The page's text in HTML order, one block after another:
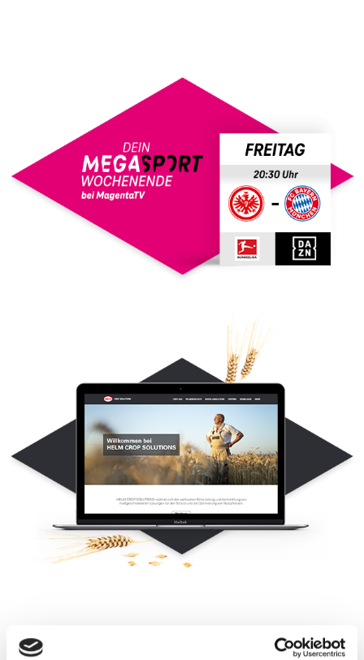
TELEKOM - Dynamic
MegaSport Ads
HELM - Crop
Solutions Website